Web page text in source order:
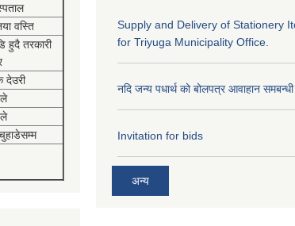
वस्ति
हुदै तरकारी
देउरी
Supply and Delivery of Stationery
for Triyuga Municipality Office.
नदि जन्य पधार्थ को बोलपत्र आवाहान
Invitation for bids
अन्य